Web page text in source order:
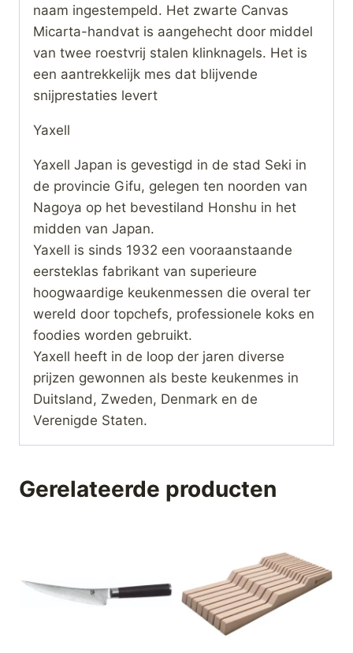
naam ingestempeld. Het zwarte Canvas
Micarta-handvat is aangehecht door middel
van twee roestvrij stalen klinknagels. Het is
een aantrekkelijk mes dat blijvende
snijprestaties levert
Yaxell
Yaxell Japan is gevestigd in de stad Seki in
de provincie Gifu, gelegen ten noorden van
Nagoya op het bevestiland Honshu in het
midden van Japan.
Yaxell is sinds 1932 een vooraanstaande
eersteklas fabrikant van superieure
hoogwaardige keukenmessen die overal ter
wereld door topchefs, professionele koks en
foodies worden gebruikt.
Yaxell heeft in de loop der jaren diverse
prijzen gewonnen als beste keukenmes in
Duitsland, Zweden, Denmark en de
Verenigde Staten.
Gerelateerde producten